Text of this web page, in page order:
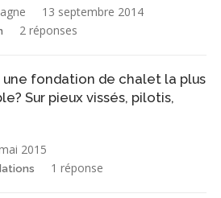
13 septembre 2014
2 réponses
fondation de chalet la plus
Sur pieux vissés, pilotis,
2015
1 réponse